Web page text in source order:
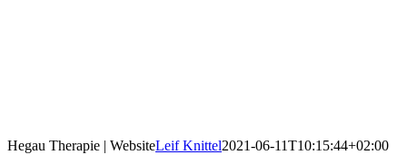
Hegau Therapie | WebsiteLeif Knittel2021-06-11T10:15:44+02:00